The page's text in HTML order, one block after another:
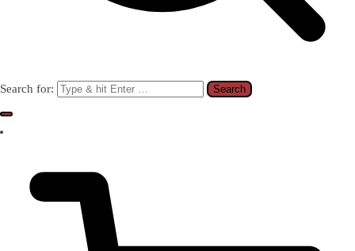
Search for: